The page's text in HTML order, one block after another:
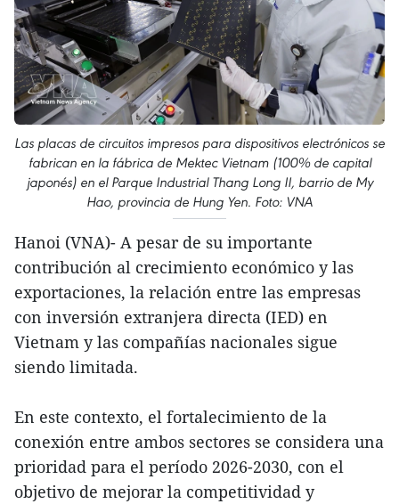
Las placas de circuitos impresos para dispositivos electrónicos se
fabrican en la fábrica de Mektec Vietnam (100% de capital
japonés) en el Parque Industrial Thang Long II, barrio de My
Hao, provincia de Hung Yen. Foto: VNA
Hanoi (VNA)- A pesar de su importante
contribución al crecimiento económico y las
exportaciones, la relación entre las empresas
con inversión extranjera directa (IED) en
Vietnam y las compañías nacionales sigue
siendo limitada.
En este contexto, el fortalecimiento de la
conexión entre ambos sectores se considera una
prioridad para el período 2026-2030, con el
objetivo de mejorar la competitividad y